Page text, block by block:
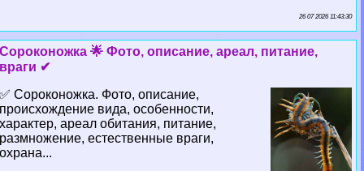
26 07 2026 11:43:30
Сороконожка 🌟 Фото, описание, ареал, питание,
враги ✔
✅ Сороконожка. Фото, описание,
происхождение вида, особенности,
хаpaктер, ареал обитания, питание,
размножение, естественные враги,
охрана...